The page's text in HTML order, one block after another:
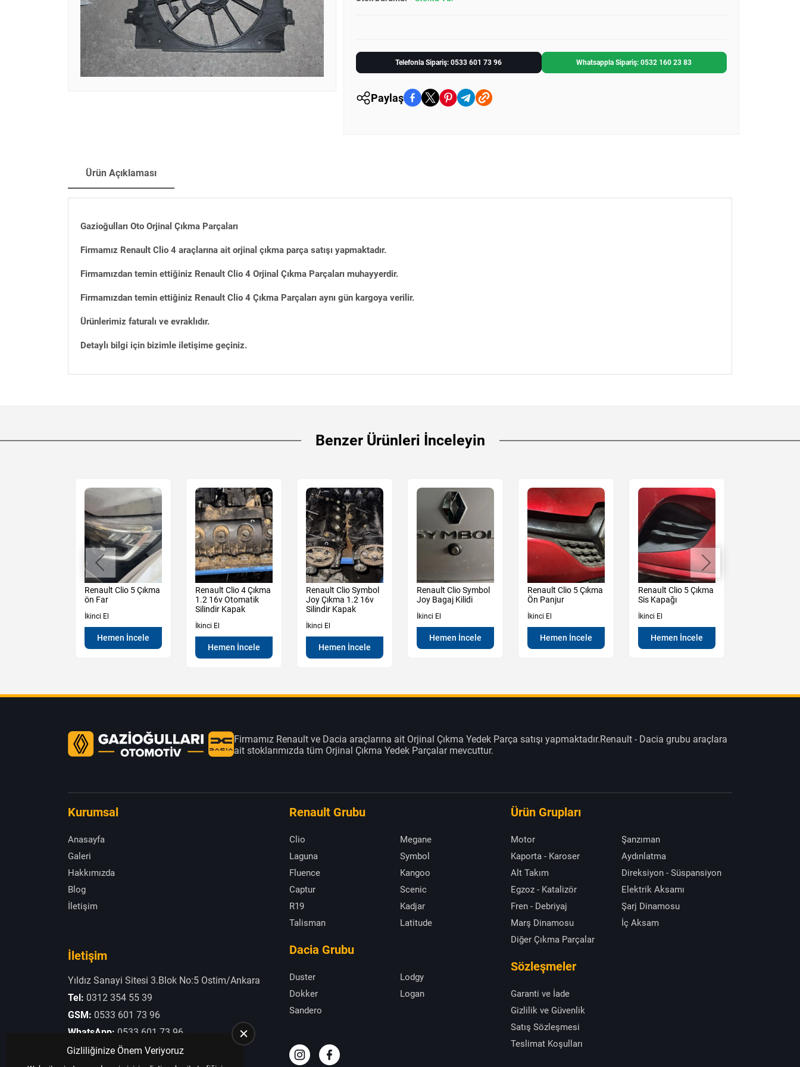
Telefonla Sipariş: 0533 601 73 96 Whatsappla Sipariş: 0532 160 23 83
Paylaş
Ürün Açıklaması
Gazioğulları Oto Orjinal Çıkma Parçaları
Firmamız Renault Clio 4 araçlarına ait orjinal çıkma parça satışı yapmaktadır.
Firmamızdan temin ettiğiniz Renault Clio 4 Orjinal Çıkma Parçaları muhayyerdir.
Firmamızdan temin ettiğiniz Renault Clio 4 Çıkma Parçaları aynı gün kargoya verilir.
Ürünlerimiz faturalı ve evraklıdır.
Detaylı bilgi için bizimle iletişime geçiniz.
Benzer Ürünleri İnceleyin
Renault Clio 5 Çıkma
ön Far
İkinci El
Hemen İncele
Renault Clio 4 Çıkma
1.2 16v Otomatik
Silindir Kapak
İkinci El
Hemen İncele
Renault Clio Symbol
Joy Çıkma 1.2 16v
Silindir Kapak
İkinci El
Hemen İncele
Renault Clio Symbol
Joy Bagaj Kilidi
İkinci El
Hemen İncele
Renault Clio 5 Çıkma
Ön Panjur
İkinci El
Hemen İncele
Renault Clio 5 Çıkma
Sis Kapağı
İkinci El
Hemen İncele
Firmamız Renault ve Dacia araçlarına ait Orjinal Çıkma Yedek Parça satışı yapmaktadır.Renault - Dacia grubu araçlara
ait stoklarımızda tüm Orjinal Çıkma Yedek Parçalar mevcuttur.
Kurumsal
Anasayfa
Galeri
Hakkımızda
Blog
İletişim
İletişim
Yıldız Sanayi Sitesi 3.Blok No:5 Ostim/Ankara
Tel: 0312 354 55 39
GSM: 0533 601 73 96
WhatsApp: 0533 601 73 96
E-Posta:otogaziogullari@hotmail.com
Renault Grubu
Clio
Megane
Laguna
Symbol
Fluence
Kangoo
Captur
Scenic
R19
Kadjar
Talisman
Latitude
Dacia Grubu
Duster
Lodgy
Dokker
Logan
Sandero
Ürün Grupları
Motor
Şanzıman
Kaporta - Karoser
Aydınlatma
Alt Takım
Direksiyon - Süspansiyon
Egzoz - Katalizör
Elektrik Aksamı
Fren - Debriyaj
Şarj Dinamosu
Marş Dinamosu
İç Aksam
Diğer Çıkma Parçalar
Sözleşmeler
Garanti ve İade
Gizlilik ve Güvenlik
Satış Sözleşmesi
Teslimat Koşulları
Gizliliğinize Önem Veriyoruz